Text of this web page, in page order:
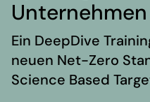
Karriere
Werte und Vision
Auszeichnungen
Team
Unternehmen
Ein DeepDive
neuen Net-Zero
Science Based